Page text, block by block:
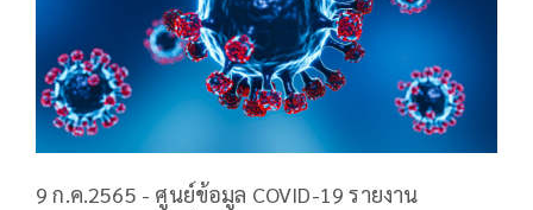
9 ก.ค.2565 - ศูนย์ข้อมูล COVID-19 รายงาน